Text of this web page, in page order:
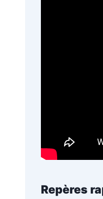
Repères